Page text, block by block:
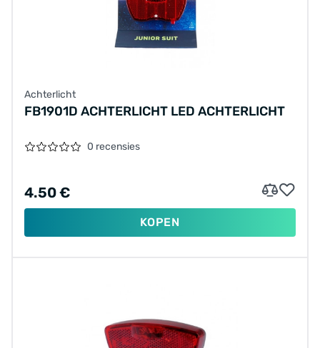
Achterlicht
FB1901D ACHTERLICHT LED ACHTERLICHT
0 recensies
4.50 €
KOPEN